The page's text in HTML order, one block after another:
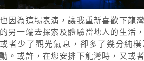
也因為這場表演，讓我重新喜歡下龍
的另一端去探索及體驗當地人的生活
或者少了觀光氣息，卻多了幾分純
動。或許，在您安排下龍灣時，又或